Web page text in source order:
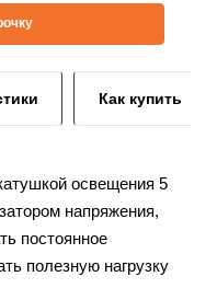
Как купить
освещения 5
напряжения,
постоянное
полезную нагрузку